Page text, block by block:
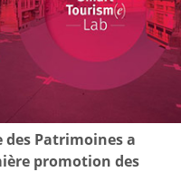
des Patrimoines a
promotion des